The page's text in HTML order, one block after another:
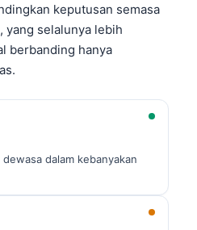
keputusan semasa
yang selalunya lebih
berbanding hanya
dalam kebanyakan